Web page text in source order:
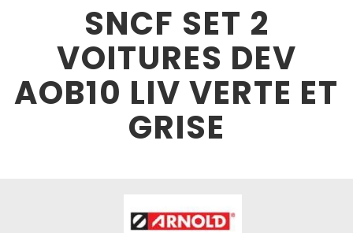
SNCF SET 2
VOITURES DEV
AOB10 LIV VERTE ET
GRISE